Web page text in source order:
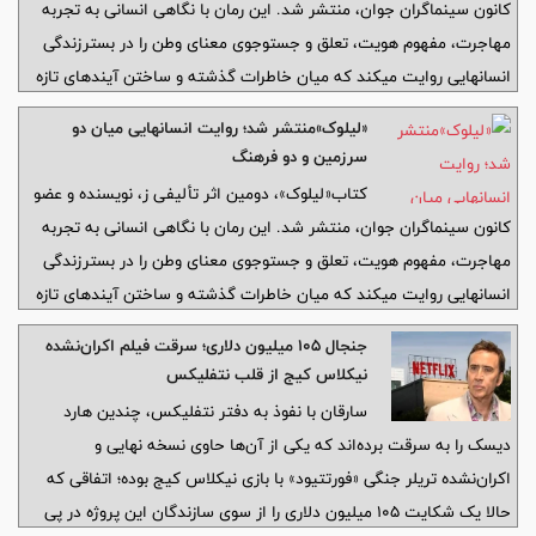
کانون سینماگران جوان، منتشر شد. این رمان با نگاهی انسانی به تجربه
مهاجرت، مفهوم هویت، تعلق و جستوجوی معنای وطن را در بسترزندگی
انسانهایی روایت میکند که میان خاطرات گذشته و ساختن آیندهای تازه
در حرکتاند.
«لیلوک»منتشر شد؛ روایت انسانهایی میان دو
سرزمین و دو فرهنگ
کتاب«لیلوک»، دومین اثر تألیفی ز، نویسنده و عضو
کانون سینماگران جوان، منتشر شد. این رمان با نگاهی انسانی به تجربه
مهاجرت، مفهوم هویت، تعلق و جستوجوی معنای وطن را در بسترزندگی
انسانهایی روایت میکند که میان خاطرات گذشته و ساختن آیندهای تازه
در حرکتاند.
جنجال ۱۰۵ میلیون دلاری؛ سرقت فیلم اکران‌نشده
نیکلاس کیج از قلب نتفلیکس
سارقان با نفوذ به دفتر نتفلیکس، چندین هارد
دیسک را به سرقت برده‌اند که یکی از آن‌ها حاوی نسخه نهایی و
اکران‌نشده تریلر جنگی «فورتتیود» با بازی نیکلاس کیج بوده؛ اتفاقی که
حالا یک شکایت ۱۰۵ میلیون دلاری را از سوی سازندگان این پروژه در پی